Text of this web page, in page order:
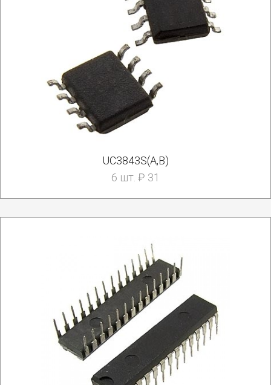
UC3843S(A,B)
6 шт. ₽ 31